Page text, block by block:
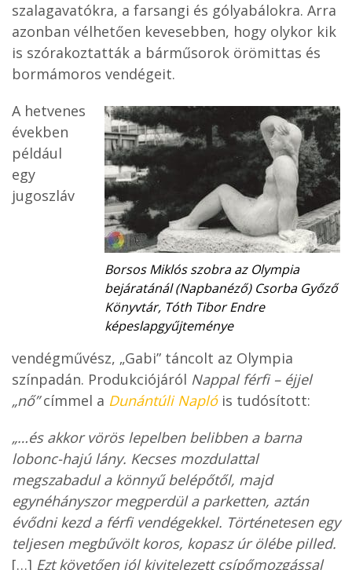
szalagavatókra, a farsangi és gólyabálokra. Arra
azonban vélhetően kevesebben, hogy olykor kik
is szórakoztatták a bárműsorok örömittas és
bormámoros vendégeit.
Borsos Miklós szobra az Olympia
bejáratánál (Napbanéző) Csorba Győző
Könyvtár, Tóth Tibor Endre
képeslapgyűjteménye
A hetvenes
években
például
egy
jugoszláv
vendégművész, „Gabi” táncolt az Olympia
színpadán. Produkciójáról Nappal férfi – éjjel
„nő”címmel a Dunántúli Napló is tudósított:
„…és akkor vörös lepelben belibben a barna
lobonc-hajú lány. Kecses mozdulattal
megszabadul a könnyű belépőtől, majd
egynéhányszor megperdül a parketten, aztán
évődni kezd a férfi vendégekkel. Történetesen egy
teljesen megbűvölt koros, kopasz úr ölébe pilled.
[…] Ezt követően jól kivitelezett csípőmozgással